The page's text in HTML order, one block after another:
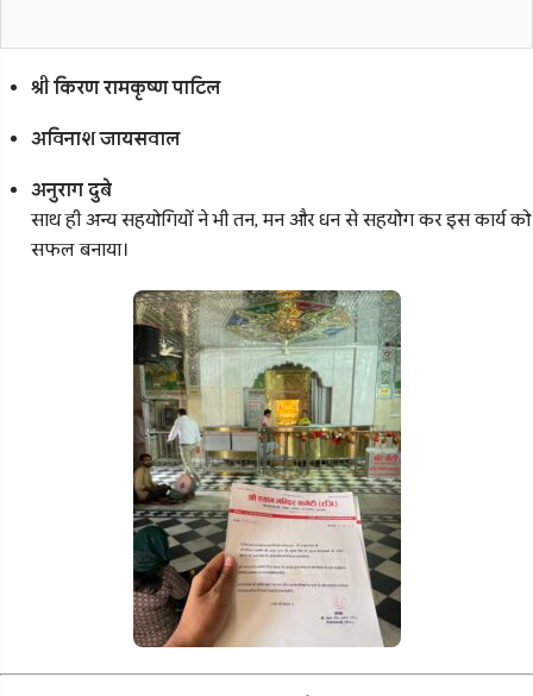
श्री किरण रामकृष्ण पाटिल
अविनाश जायसवाल
अनुराग दुबे
साथ ही अन्य सहयोगियों ने भी तन, मन और धन से सहयोग कर इस कार्य को
सफल बनाया।